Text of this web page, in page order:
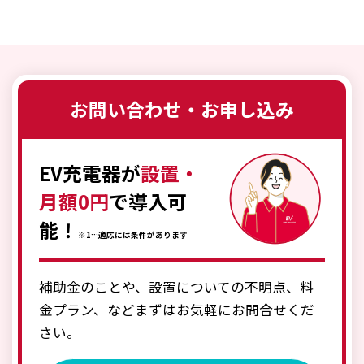
お問い合わせ・お申し込み
EV充電器が設置・
月額0円で導入可
能！
※1…適応には条件があります
補助金のことや、設置についての不明点、料
金プラン、などまずはお気軽にお問合せくだ
さい。